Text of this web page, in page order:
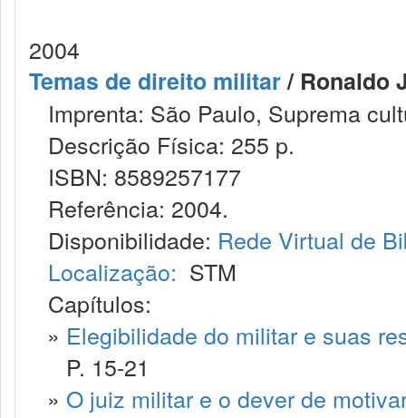
2004
Temas de direito militar/ Ronaldo
Imprenta: São Paulo, Suprema
Descrição Física: 255 p.
ISBN: 8589257177
Referência: 2004.
Disponibilidade: Rede Virtual de
Localização: STM
Capítulos:
» Elegibilidade do militar e suas
P. 15-21
» O juiz militar e o dever de